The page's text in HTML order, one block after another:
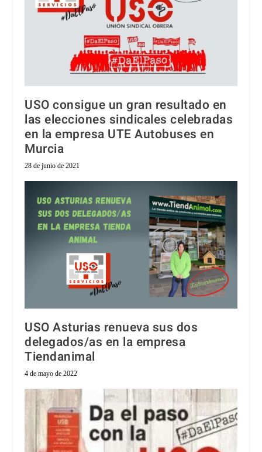
USO consigue un gran resultado en
las elecciones sindicales celebradas
en la empresa UTE Autobuses en
Murcia
28 de junio de 2021
USO Asturias renueva sus dos
delegados/as en la empresa
Tiendanimal
4 de mayo de 2022